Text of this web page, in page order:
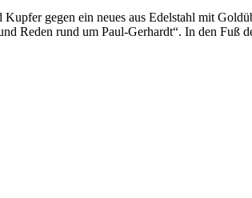
gegen ein neues aus Edelstahl mit
Reden rund um Paul-Gerhardt“. In den Fuß